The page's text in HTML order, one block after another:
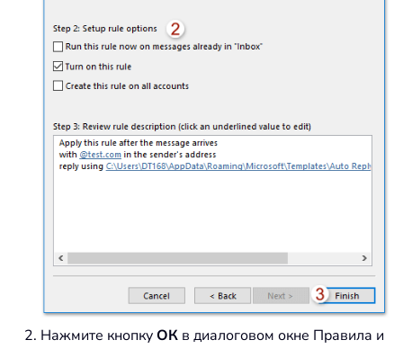
Нажмите кнопкуОК в диалоговом окне Правила и